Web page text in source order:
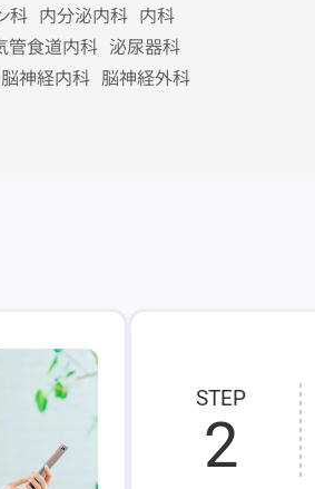
科 内分泌内科 内科
管食道内科 泌尿器科
脳神経内科 脳神経外科
STEP
2